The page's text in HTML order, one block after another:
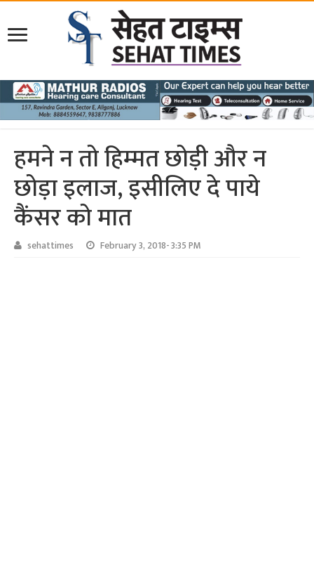
हमने न तो हिम्‍मत छोड़ी और न
छोड़ा इलाज, इसीलिए दे पाये
कैंसर को मात
sehattimes February 3, 2018- 3:35 PM